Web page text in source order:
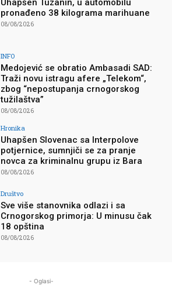
Uhapšen Tuzanin, u automobilu
pronađeno 38 kilograma marihuane
08/08/2026
INFO
Medojević se obratio Ambasadi SAD:
Traži novu istragu afere „Telekom“,
zbog “nepostupanja crnogorskog
tužilaštva”
08/08/2026
Hronika
Uhapšen Slovenac sa Interpolove
potjernice, sumnjiči se za pranje
novca za kriminalnu grupu iz Bara
08/08/2026
Društvo
Sve više stanovnika odlazi i sa
Crnogorskog primorja: U minusu čak
18 opština
08/08/2026
- Oglasi-